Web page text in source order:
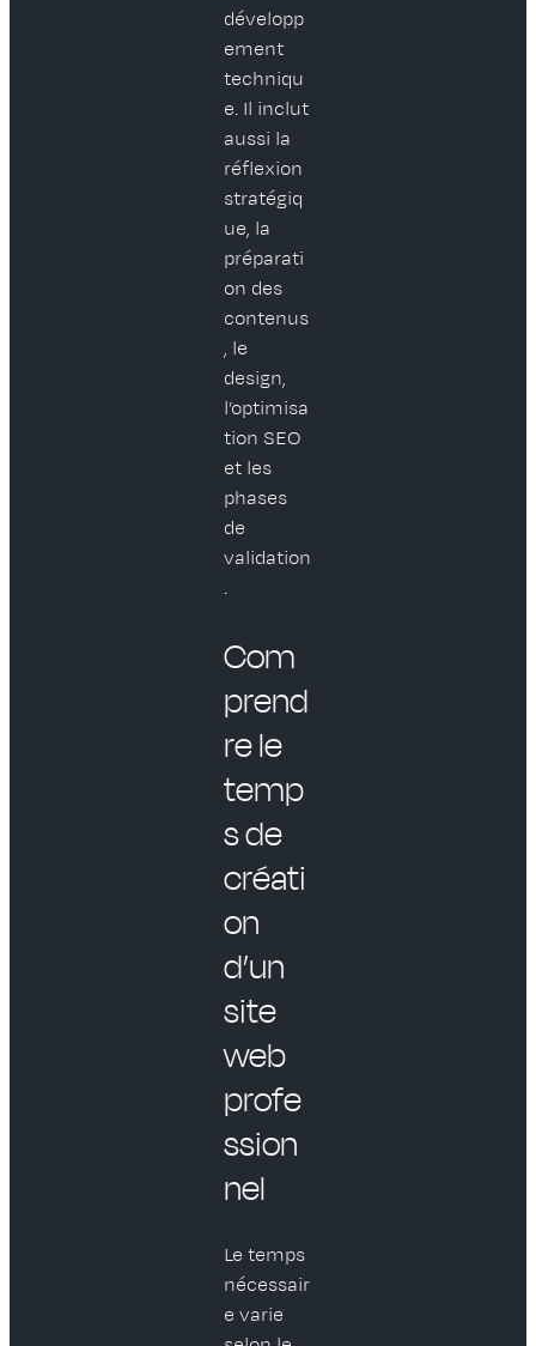
développ
ement
techniqu
e. Il inclut
aussi la
réflexion
stratégiq
ue, la
préparati
on des
contenus
, le
design,
l’optimisa
tion SEO
et les
phases
de
validation
Com
prend
re le
temp
s de
créati
on
d’un
site
web
profe
ssion
nel
Le temps
nécessair
e varie